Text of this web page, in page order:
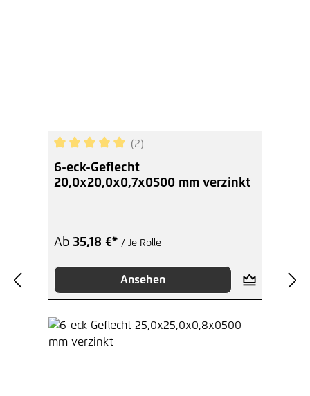
Durchschnittliche Bewertung von 5 von 5
(2)
6-eck-Geflecht
20,0x20,0x0,7x0500 mm verzinkt
Ab 35,18 €* / Je Rolle
Ansehen